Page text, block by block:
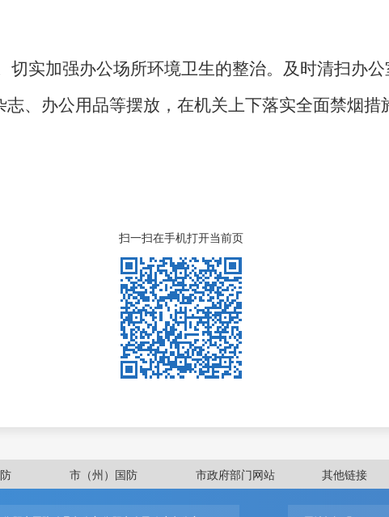
切实加强办公场所环境卫生的整治。及时清扫办
、办公用品等摆放，在机关上下落实全面禁烟措
扫一扫在手机打开当前页